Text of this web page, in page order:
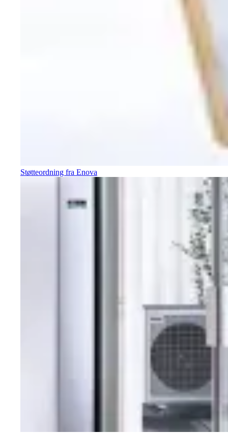
Støtteordning fra Enova